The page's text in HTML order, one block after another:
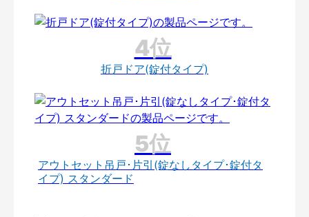
折戸ドア(錠付タイプ)
アウトセット吊戸･片引(錠なしタイプ･錠付タ
イプ) スタンダード